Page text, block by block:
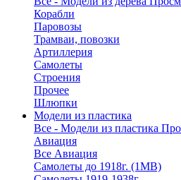
Корабли
Паровозы
Трамваи, повозки
Артиллерия
Самолеты
Строения
Прочее
Шлюпки
Модели из пластика
Все - Модели из пластика
Авиация
Все Авиация
Самолеты до 1918г. (1МВ)